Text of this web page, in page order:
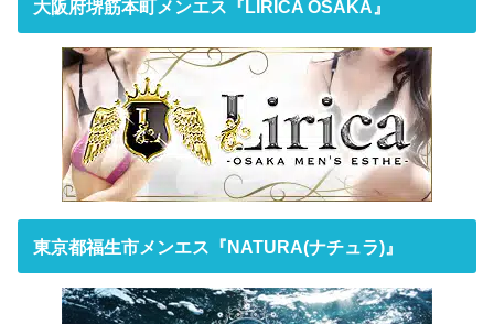
大阪府堺筋本町メンエス『LIRICA OSAKA』
東京都福生市メンエス『NATURA(ナチュラ)』